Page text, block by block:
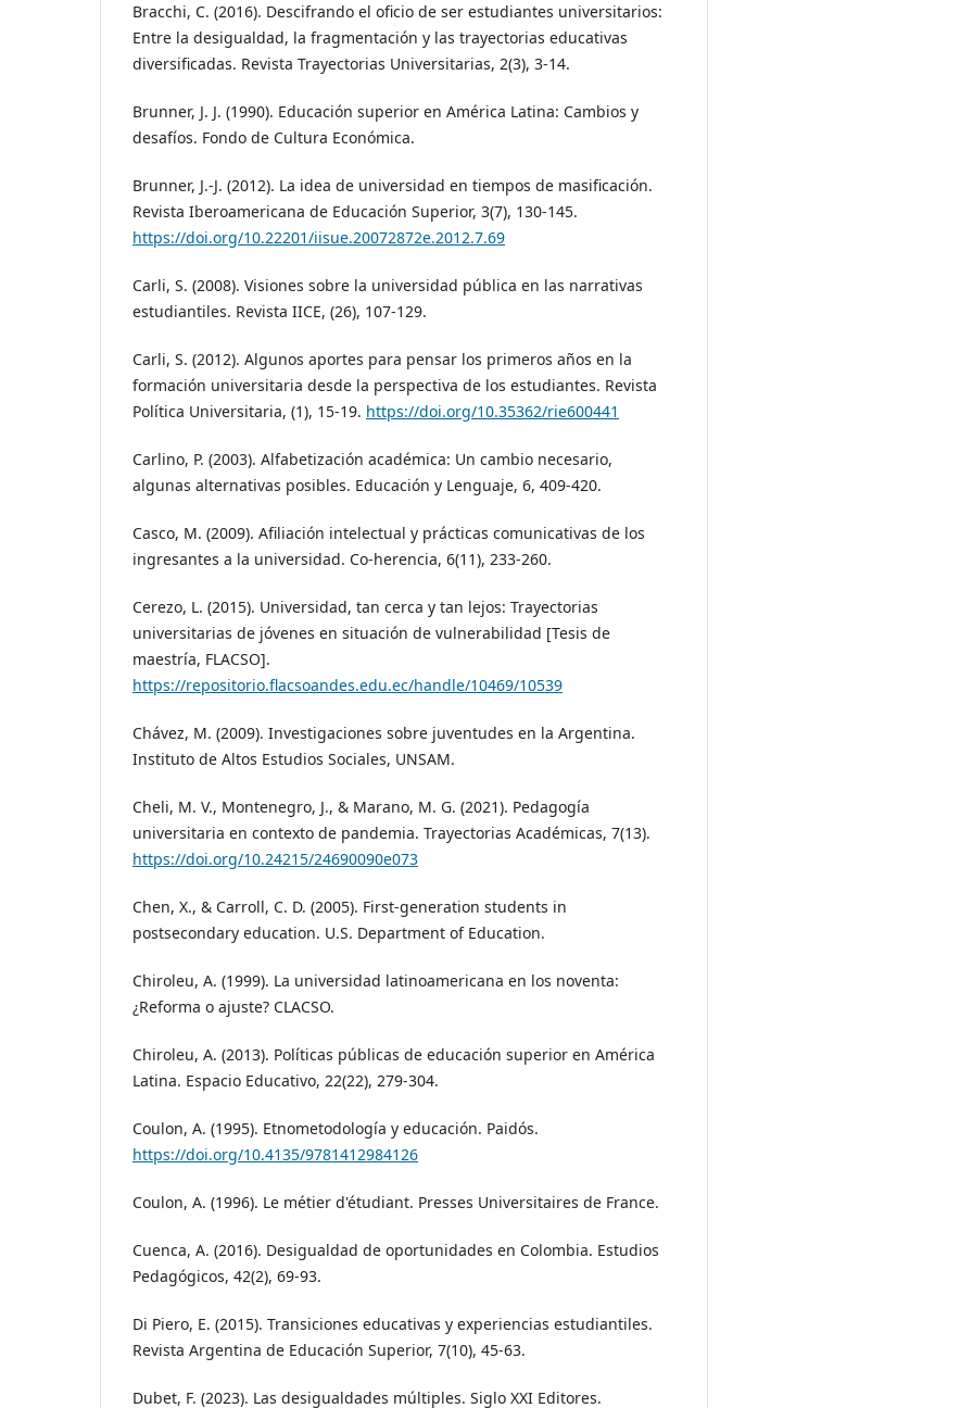
Bracchi, C. (2016). Descifrando el oficio de ser estudiantes universitarios:
Entre la desigualdad, la fragmentación y las trayectorias educativas
diversificadas. Revista Trayectorias Universitarias, 2(3), 3-14.
Brunner, J. J. (1990). Educación superior en América Latina: Cambios y
desafíos. Fondo de Cultura Económica.
Brunner, J.-J. (2012). La idea de universidad en tiempos de masificación.
Revista Iberoamericana de Educación Superior, 3(7), 130-145.
https://doi.org/10.22201/iisue.20072872e.2012.7.69
Carli, S. (2008). Visiones sobre la universidad pública en las narrativas
estudiantiles. Revista IICE, (26), 107-129.
Carli, S. (2012). Algunos aportes para pensar los primeros años en la
formación universitaria desde la perspectiva de los estudiantes. Revista
Política Universitaria, (1), 15-19. https://doi.org/10.35362/rie600441
Carlino, P. (2003). Alfabetización académica: Un cambio necesario,
algunas alternativas posibles. Educación y Lenguaje, 6, 409-420.
Casco, M. (2009). Afiliación intelectual y prácticas comunicativas de los
ingresantes a la universidad. Co-herencia, 6(11), 233-260.
Cerezo, L. (2015). Universidad, tan cerca y tan lejos: Trayectorias
universitarias de jóvenes en situación de vulnerabilidad [Tesis de
maestría, FLACSO].
https://repositorio.flacsoandes.edu.ec/handle/10469/10539
Chávez, M. (2009). Investigaciones sobre juventudes en la Argentina.
Instituto de Altos Estudios Sociales, UNSAM.
Cheli, M. V., Montenegro, J., & Marano, M. G. (2021). Pedagogía
universitaria en contexto de pandemia. Trayectorias Académicas, 7(13).
https://doi.org/10.24215/24690090e073
Chen, X., & Carroll, C. D. (2005). First-generation students in
postsecondary education. U.S. Department of Education.
Chiroleu, A. (1999). La universidad latinoamericana en los noventa:
¿Reforma o ajuste? CLACSO.
Chiroleu, A. (2013). Políticas públicas de educación superior en América
Latina. Espacio Educativo, 22(22), 279-304.
Coulon, A. (1995). Etnometodología y educación. Paidós.
https://doi.org/10.4135/9781412984126
Coulon, A. (1996). Le métier d'étudiant. Presses Universitaires de France.
Cuenca, A. (2016). Desigualdad de oportunidades en Colombia. Estudios
Pedagógicos, 42(2), 69-93.
Di Piero, E. (2015). Transiciones educativas y experiencias estudiantiles.
Revista Argentina de Educación Superior, 7(10), 45-63.
Dubet, F. (2023). Las desigualdades múltiples. Siglo XXI Editores.